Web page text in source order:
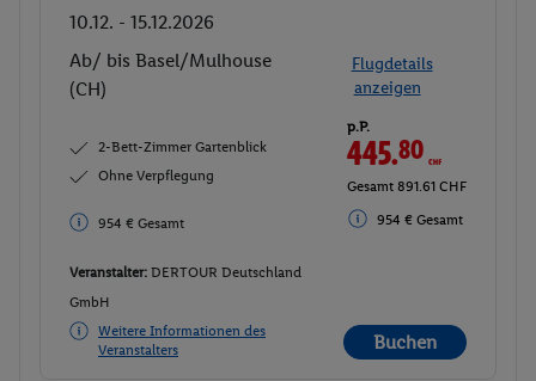
10.12. - 15.12.2026
Ab/ bis Basel/Mulhouse
(CH)
Flugdetails
anzeigen
2-Bett-Zimmer Gartenblick
Ohne Verpflegung
954 € Gesamt
p.P.
445.80CHF
Gesamt 891.61 CHF
954 € Gesamt
Veranstalter: DERTOUR Deutschland
GmbH
Weitere Informationen des
Veranstalters
Buchen